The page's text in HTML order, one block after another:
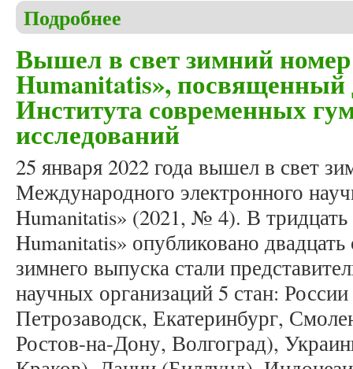
Подробнее
Вышел в свет зимний
Humanitatis», посвященный
Института современных
исследований
25 января 2022 года вышел в свет
Международного электронного
Humanitatis» (2021, № 4). В тридцать
Humanitatis» опубликовано
зимнего выпуска стали
научных организаций 5 стан:
Петрозаводск, Екатеринбург,
Ростов-на-Дону, Волгоград),